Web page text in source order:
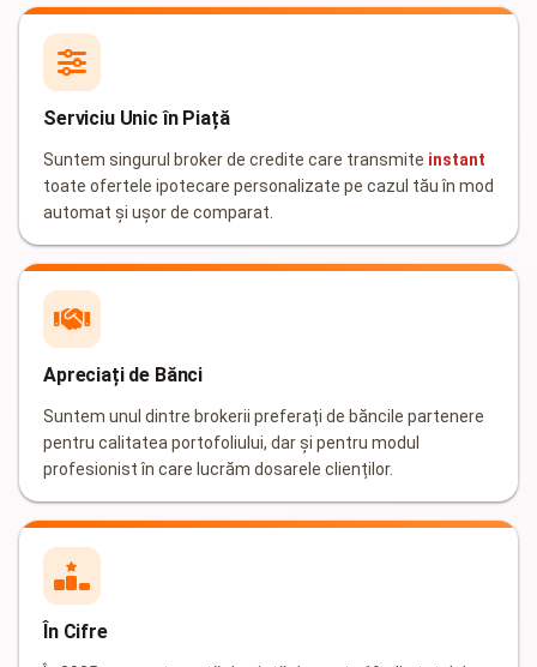
Serviciu Unic în Piață
Suntem singurul broker de credite care transmite instant
toate ofertele ipotecare personalizate pe cazul tău în mod
automat și ușor de comparat.
Apreciați de Bănci
Suntem unul dintre brokerii preferați de băncile partenere
pentru calitatea portofoliului, dar și pentru modul
profesionist în care lucrăm dosarele clienților.
În Cifre